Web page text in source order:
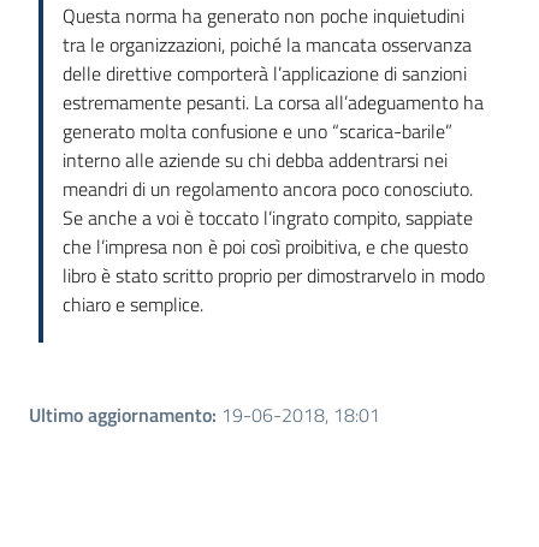
Questa norma ha generato non poche inquietudini
tra le organizzazioni, poiché la mancata osservanza
delle direttive comporterà l’applicazione di sanzioni
estremamente pesanti. La corsa all’adeguamento ha
generato molta confusione e uno “scarica-barile”
interno alle aziende su chi debba addentrarsi nei
meandri di un regolamento ancora poco conosciuto.
Se anche a voi è toccato l’ingrato compito, sappiate
che l’impresa non è poi così proibitiva, e che questo
libro è stato scritto proprio per dimostrarvelo in modo
chiaro e semplice.
Ultimo aggiornamento: 19-06-2018, 18:01